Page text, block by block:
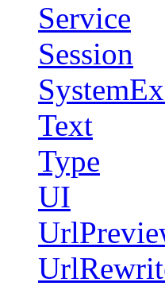
Service
Session
Text
Type
UI